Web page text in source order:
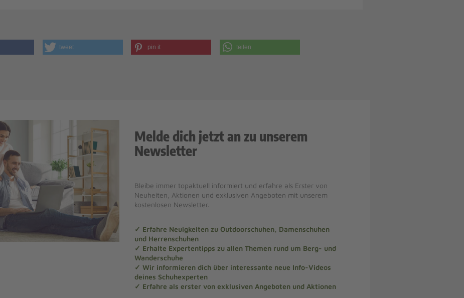
tweet pin it teilen
Melde dich jetzt an zu unserem
Newsletter
Bleibe immer topaktuell informiert und erfahre als Erster von
Neuheiten, Aktionen und exklusiven Angeboten mit unserem
kostenlosen Newsletter.
✓ Erfahre Neuigkeiten zu Outdoorschuhen, Damenschuhen
und Herrenschuhen
✓ Erhalte Expertentipps zu allen Themen rund um Berg- und
Wanderschuhe
✓ Wir informieren dich über interessante neue Info-Videos
deines Schuhexperten
✓ Erfahre als erster von exklusiven Angeboten und Aktionen